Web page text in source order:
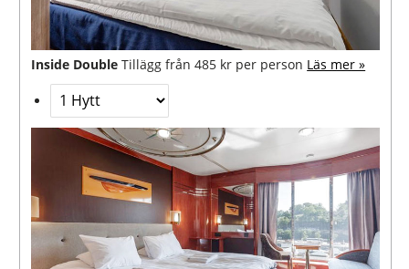
Inside Double Tillägg från 485 kr per person Läs mer »